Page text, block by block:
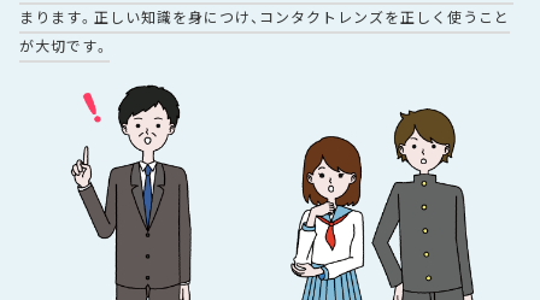
まります。 正しい知識を身につけ、コンタクトレンズを正しく使うこと
が大切です。